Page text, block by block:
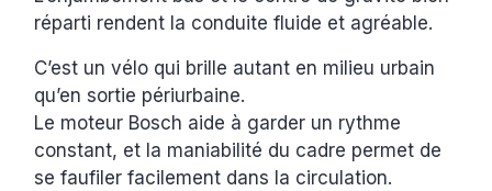
réparti rendent la conduite fluide et agréable.
C’est un vélo qui brille autant en milieu urbain
qu’en sortie périurbaine.
Le moteur Bosch aide à garder un rythme
constant, et la maniabilité du cadre permet de
se faufiler facilement dans la circulation.